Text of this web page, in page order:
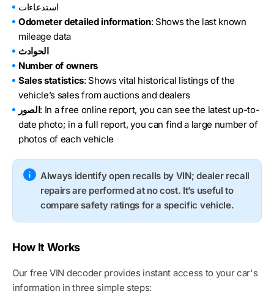
استدعاءات
Odometer detailed information: Shows the last known
mileage data
الحوادث
Number of owners
Sales statistics: Shows vital historical listings of the
vehicle’s sales from auctions and dealers
الصور: In a free online report, you can see the latest up-to-
date photo; in a full report, you can find a large number of
photos of each vehicle
Always identify open recalls by VIN; dealer recall
repairs are performed at no cost. It’s useful to
compare safety ratings for a specific vehicle.
How It Works
Our free VIN decoder provides instant access to your car's
information in three simple steps: